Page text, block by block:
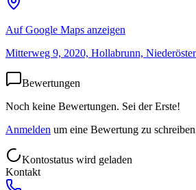
Auf Google Maps anzeigen
Mitterweg 9, 2020, Hollabrunn,
Bewertungen
Noch keine Bewertungen. Sei der Erste!
Anmelden um eine Bewertung zu
Kontostatus wird geladen
Kontakt